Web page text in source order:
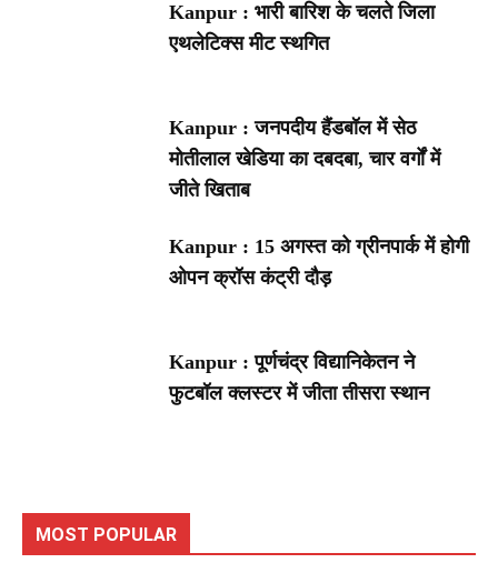
Kanpur : भारी बारिश के चलते जिला
एथलेटिक्स मीट स्थगित
Kanpur : जनपदीय हैंडबॉल में सेठ
मोतीलाल खेडिया का दबदबा, चार वर्गों में
जीते खिताब
Kanpur : 15 अगस्त को ग्रीनपार्क में होगी
ओपन क्रॉस कंट्री दौड़
Kanpur : पूर्णचंद्र विद्यानिकेतन ने
फुटबॉल क्लस्टर में जीता तीसरा स्थान
MOST POPULAR